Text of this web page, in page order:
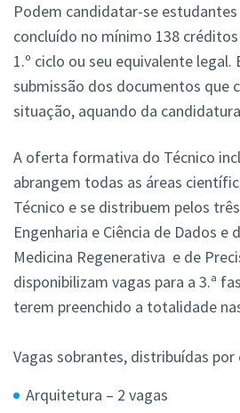
Podem candidatar-se
concluído no mínimo 138 créditos
1.º ciclo ou seu equivalente legal.
submissão dos documentos que
situação, aquando da
A oferta formativa do Técnico
abrangem todas as áreas
Técnico e se distribuem pelos três
Engenharia e Ciência de Dados e
Medicina Regenerativa e de
disponibilizam vagas para a 3.ª
terem preenchido a totalidade
Vagas sobrantes, distribuídas por
Arquitetura – 2 vagas